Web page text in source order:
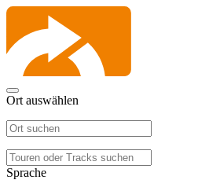
Ort auswählen
Sprache